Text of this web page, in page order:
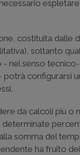
costituita dalle
soltanto
- nel senso
potrà configurarsi
da calcoli più o
determinate
somma del
ha fruito